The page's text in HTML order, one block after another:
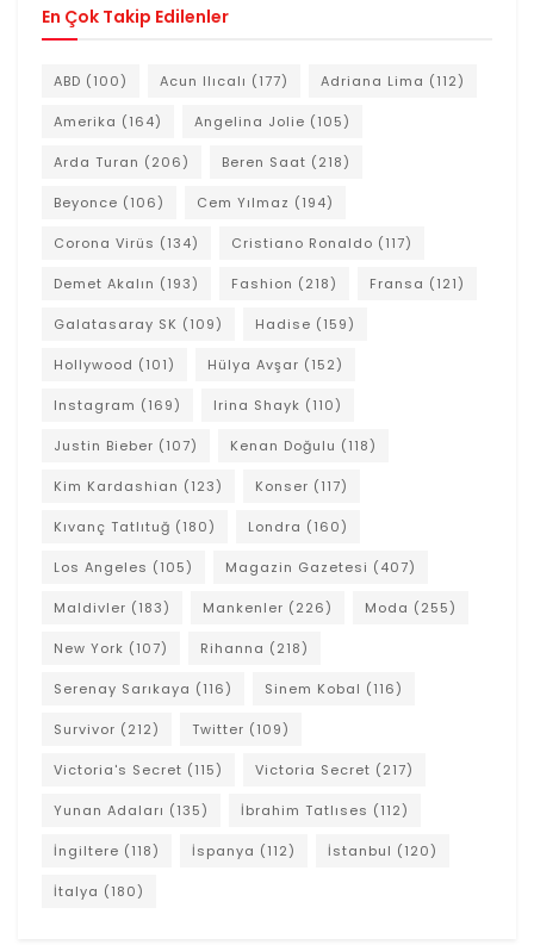
En Çok Takip Edilenler
ABD (100) Acun Ilıcalı (177) Adriana Lima (112)
Amerika (164) Angelina Jolie (105)
Arda Turan (206) Beren Saat (218)
Beyonce (106) Cem Yılmaz (194)
Corona Virüs (134) Cristiano Ronaldo (117)
Demet Akalın (193) Fashion (218) Fransa (121)
Galatasaray SK (109) Hadise (159)
Hollywood (101) Hülya Avşar (152)
Instagram (169) Irina Shayk (110)
Justin Bieber (107) Kenan Doğulu (118)
Kim Kardashian (123) Konser (117)
Kıvanç Tatlıtuğ (180) Londra (160)
Los Angeles (105) Magazin Gazetesi (407)
Maldivler (183) Mankenler (226) Moda (255)
New York (107) Rihanna (218)
Serenay Sarıkaya (116) Sinem Kobal (116)
Survivor (212) Twitter (109)
Victoria's Secret (115) Victoria Secret (217)
Yunan Adaları (135) İbrahim Tatlıses (112)
İngiltere (118) İspanya (112) İstanbul (120)
İtalya (180)